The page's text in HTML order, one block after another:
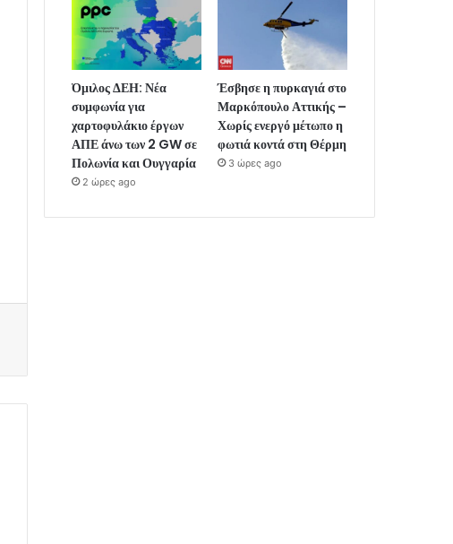
Όμιλος ΔΕΗ: Νέα
συμφωνία για
χαρτοφυλάκιο έργων
ΑΠΕ άνω των 2 GW σε
Πολωνία και Ουγγαρία
2 ώρες ago
Έσβησε η πυρκαγιά στο
Μαρκόπουλο Αττικής –
Χωρίς ενεργό μέτωπο η
φωτιά κοντά στη Θέρμη
3 ώρες ago